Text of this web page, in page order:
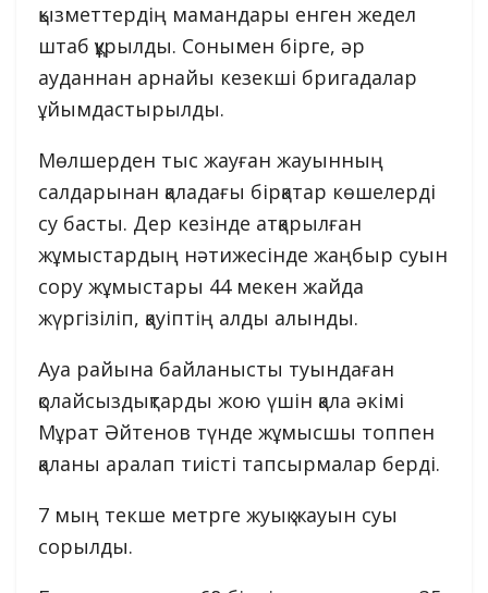
қызметтердің мамандары енген жедел
штаб құрылды. Сонымен бірге, әр
ауданнан арнайы кезекші бригадалар
ұйымдастырылды.
Мөлшерден тыс жауған жауынның
салдарынан қаладағы бірқатар көшелерді
су басты. Дер кезінде атқарылған
жұмыстардың нәтижесінде жаңбыр суын
сору жұмыстары 44 мекен жайда
жүргізіліп, қауіптің алды алынды.
Ауа райына байланысты туындаған
қолайсыздықтарды жою үшін қала әкімі
Мұрат Әйтенов түнде жұмысшы топпен
қаланы аралап тиісті тапсырмалар берді.
7 мың текше метрге жуық жауын суы
сорылды.